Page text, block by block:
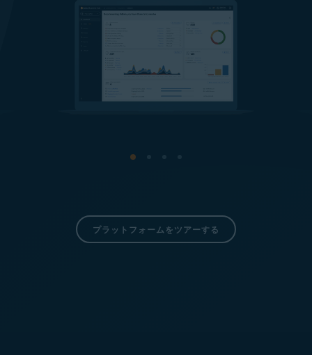
プラットフォームをツアーする